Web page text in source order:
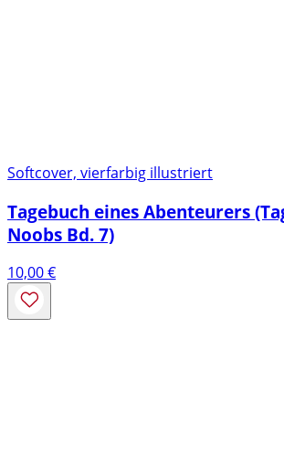
Softcover, vierfarbig illustriert
Tagebuch eines Abenteurers
Noobs Bd. 7)
10,00€